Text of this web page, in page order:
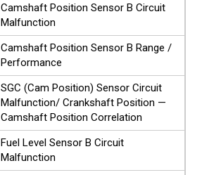
Camshaft Position Sensor B Circuit
Malfunction
Camshaft Position Sensor B Range /
Performance
SGC (Cam Position) Sensor Circuit
Malfunction/ Crankshaft Position —
Camshaft Position Correlation
Fuel Level Sensor B Circuit
Malfunction